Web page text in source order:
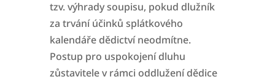
tzv. výhrady soupisu, pokud dlužník
za trvání účinků splátkového
kalendáře dědictví neodmítne.
Postup pro uspokojení dluhu
zůstavitele v rámci oddlužení dědice